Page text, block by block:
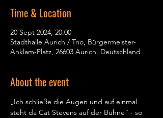
Time & Location
20 Sept 2024, 20:00
Stadthalle Aurich / Trio, Bürgermeister-
Anklam-Platz, 26603 Aurich, Deutschland
About the event
„Ich schließe die Augen und auf einmal
steht da Cat Stevens auf der Bühne“ - so